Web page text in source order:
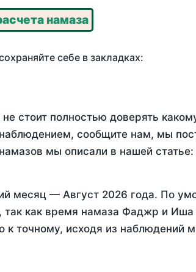
намаза
себе в закладках:
стоит полностью доверять
сообщите нам, мы
мы описали в нашей статье:
месяц — Август 2026 года. По
как время намаза Фаджр и Иша
к точному, исходя из наблюдений